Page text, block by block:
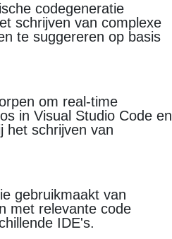
codegeneratie
schrijven van complexe
te suggereren op basis
om real-time
in Visual Studio Code en
het schrijven van
gebruikmaakt van
met relevante code
IDE's.